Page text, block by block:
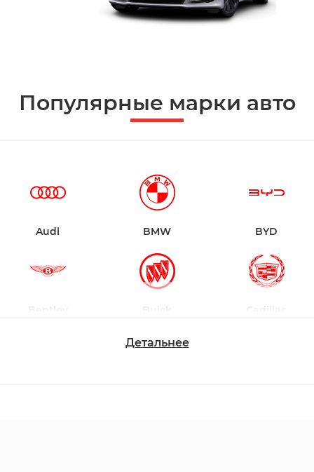
Популярные марки авто
Audi BMW BYD
Bentley Buick Cadillac
Детальнее